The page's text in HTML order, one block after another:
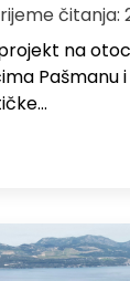
čitanja:
na
Pašmanu i